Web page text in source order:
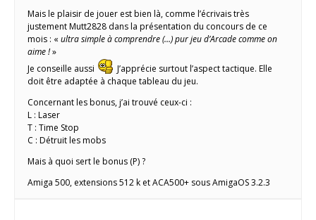
Mais le plaisir de jouer est bien là, comme l’écrivais très
justement Mutt2828 dans la présentation du concours de ce
mois : « ultra simple à comprendre (…) pur jeu d’Arcade comme on
aime !»
Je conseille aussi
J’apprécie surtout l’aspect tactique. Elle
doit être adaptée à chaque tableau du jeu.
Concernant les bonus, j’ai trouvé ceux-ci :
L : Laser
T : Time Stop
C : Détruit les mobs
Mais à quoi sert le bonus (P) ?
Amiga 500, extensions 512 k et ACA500+ sous AmigaOS 3.2.3